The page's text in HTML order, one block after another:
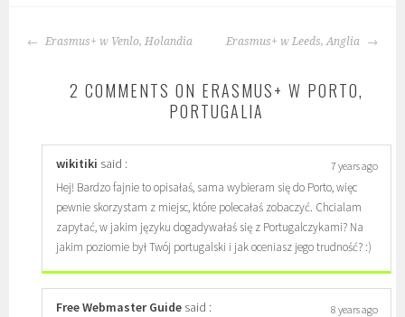
POST
Erasmus+ w Venlo, Holandia Erasmus+ w Leeds, Anglia
2 COMMENTS ON ERASMUS+ W PORTO,
PORTUGALIA
wikitiki said : 7 years ago
Hej! Bardzo fajnie to opisałaś, sama wybieram się do Porto, więc
pewnie skorzystam z miejsc, które polecałaś zobaczyć. Chcialam
zapytać, w jakim języku dogadywałaś się z Portugalczykami? Na
jakim poziomie był Twój portugalski i jak oceniasz jego trudność? :)
Free Webmaster Guide said : 8 years ago